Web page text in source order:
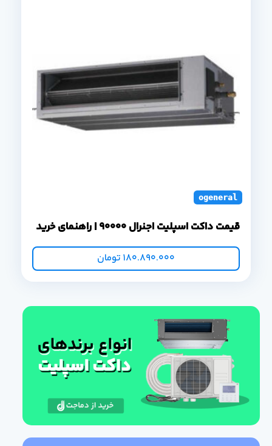
ogeneral duct
قیمت داکت اسپلیت اجنرال 90000 | راهنمای خرید
180.890.000 تومان